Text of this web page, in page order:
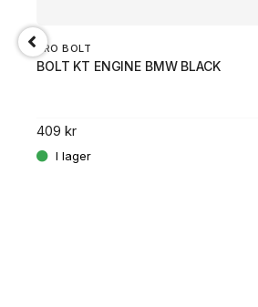
PRO BOLT
BOLT KT ENGINE BMW BLACK
409 kr